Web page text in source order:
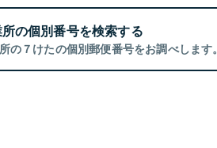
の個別番号を検索する
の７けたの個別郵便番号をお調べします。